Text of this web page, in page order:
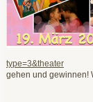
type=3&theater
gehen und gewinnen!